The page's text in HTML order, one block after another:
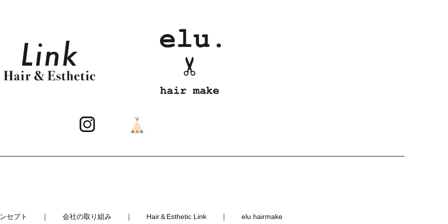
セプト ｜ 会社の取り組み ｜ Hair＆Esthetic Link ｜ elu hairmake